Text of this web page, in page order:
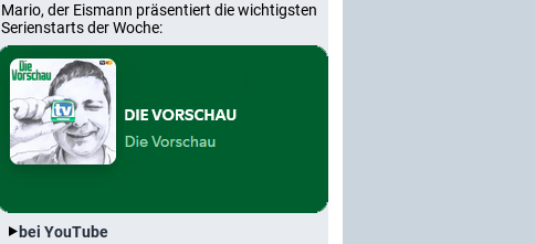
Mario, der Eismann präsentiert die wichtigsten
Serienstarts der Woche:
bei YouTube